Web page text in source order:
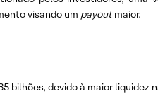
visando um payoutmaior.
bilhões, devido à maior liquidez